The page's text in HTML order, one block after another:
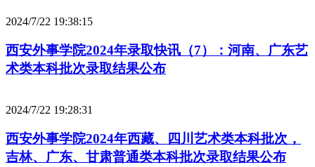
2024/7/22 19:38:15
西安外事学院2024年录取快讯（7）：河南、广东艺
术类本科批次录取结果公布
2024/7/22 19:28:31
西安外事学院2024年西藏、四川艺术类本科批次，
吉林、广东、甘肃普通类本科批次录取结果公布